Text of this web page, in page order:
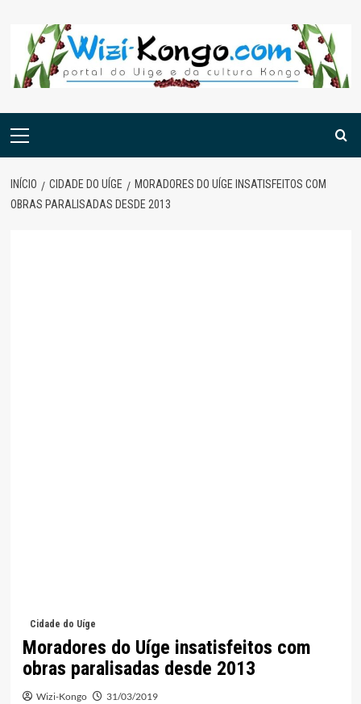
content
Menu
INÍCIO CIDADE DO UÍGE
MORADORES DO UÍGE INSATISFEITOS COM
OBRAS PARALISADAS DESDE 2013
Cidade do Uíge
Moradores do Uíge insatisfeitos com
obras paralisadas desde 2013
Wizi-Kongo 31/03/2019